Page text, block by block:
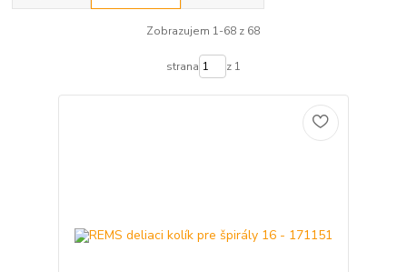
Zobrazujem 1-68 z 68
strana z 1